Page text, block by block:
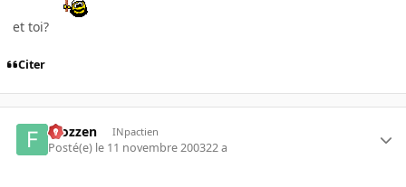
et toi?
Citer
Frozzen INpactien
Posté(e) le 11 novembre 200322 a